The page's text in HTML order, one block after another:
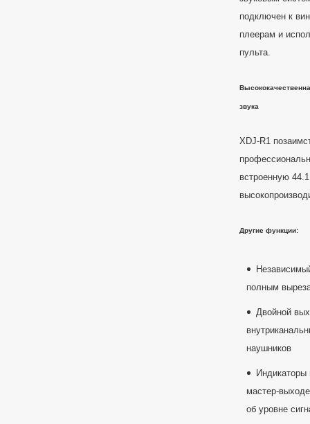
подключен к
плеерам и
пульта.
звука
XDJ-R1
встроенную
Другие функции:
полным
Двойной
наушников
Индикаторы
мастер-
об уровне